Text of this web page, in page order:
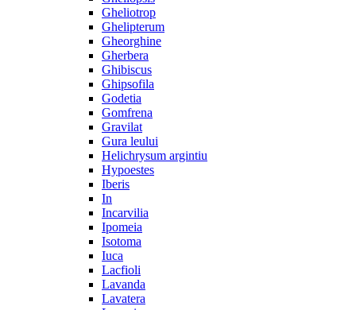
Gheliotrop
Ghelipterum
Gheorghine
Gherbera
Ghibiscus
Ghipsofila
Godetia
Gomfrena
Gravilat
Gura leului
Helichrysum argintiu
Hypoestes
Iberis
In
Incarvilia
Ipomeia
Isotoma
Iuca
Lacfioli
Lavanda
Lavatera